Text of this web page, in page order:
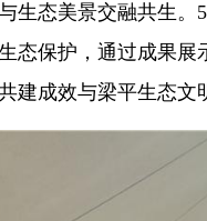
生态美景交融共生。
态保护，通过成果展
成效与梁平生态文